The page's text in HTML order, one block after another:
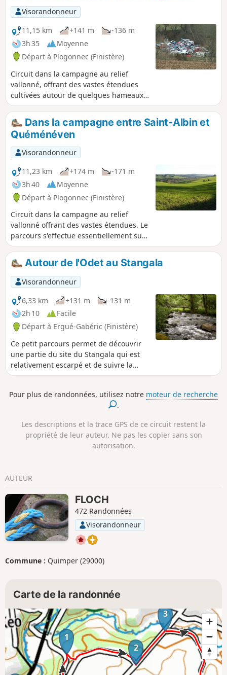
Visorandonneur
11,15 km
+141 m
-136 m
3h 35
Moyenne
Départ à Plogonnec (Finistère)
Circuit dans la campagne au relief
vallonné, offrant des vastes étendues
cultivées autour de quelques hameaux.
Le parcours s'effectue essentiellement
sur des petites routes peu fréquentées.
Découverte de panoramas pittoresques
au sommet de collines, le tout dominé
par la Montagne du Prieuré de
Locronan.
Dans la campagne entre Saint-Albin et
Quéménéven
Visorandonneur
11,23 km
+174 m
-171 m
3h 40
Moyenne
Départ à Plogonnec (Finistère)
Circuit dans la campagne au relief
vallonné offrant des vastes étendues. Le
parcours s'effectue essentiellement sur
des petites routes peu fréquentées.
Découverte de panoramas pittoresques
dont le Ménez Hom (330m) qui termine
la Chaîne des Montagnes Noires à
l'Ouest.
Autour de l'Odet au Stangala
Visorandonneur
6,33 km
+131 m
-131 m
2h 10
Facile
Départ à Ergué-Gabéric (Finistère)
Ce petit parcours permet de découvrir
une partie du site du Stangala qui est
relativement escarpé et de suivre la
rivière Odet. Le retour par une petite
évitant des portions plus difficiles.
Pour plus de randonnées, utilisez notre moteur de recherche
.
Les descriptions et la trace GPS de ce circuit restent la
propriété de leur auteur. Ne pas les copier sans son
autorisation.
AUTEUR
FLOCH
472 Randonnées
Visorandonneur
Commune : Quimper (29000)
Carte de la randonnée
1
2
3